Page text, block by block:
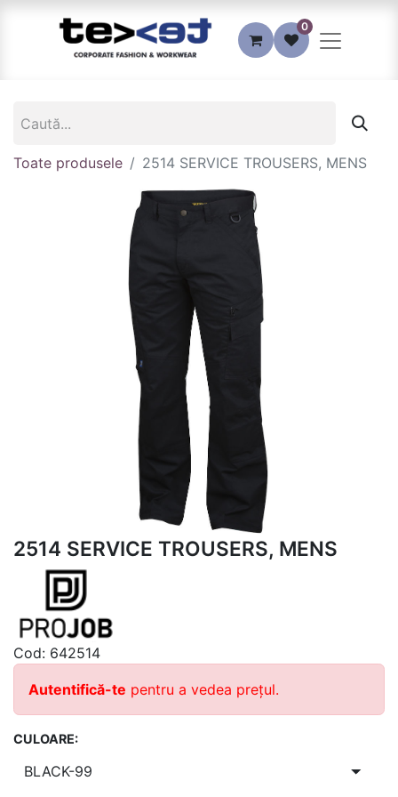
0
Toate produsele 2514 SERVICE TROUSERS, MENS
2514 SERVICE TROUSERS, MENS
Cod: 642514
Autentifică-te pentru a vedea prețul.
CULOARE: